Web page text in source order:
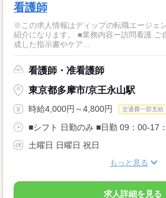
看護師
※この求人情報はディップの転職エージェ
紹介になります。 ■業務内容ー訪問看護 ご
成した指示書やケア...
看護師・准看護師
東京都多摩市/京王永山駅
時給4,000円～4,800円 交通費一部支給
■シフト 日勤のみ ■日勤 09：00-17
土曜日 日曜日 祝日
もっと見る
求人詳細を見る